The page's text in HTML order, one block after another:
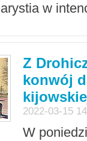
w
Z
konwój
2022-03-15
W